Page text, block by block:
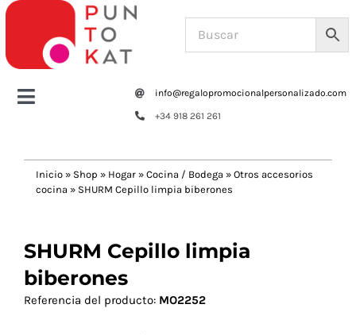
Saltar
contenido
Toggle
Tazas y botellas
Bolsas – Mochilas
Oficina
info@regalopromocionalpersonalizado.com
+34 918 261 261
Inicio » Shop » Hogar » Cocina / Bodega » Otros accesorios
cocina » SHURM Cepillo limpia biberones
SHURM Cepillo limpia
biberones
Referencia del producto: MO2252